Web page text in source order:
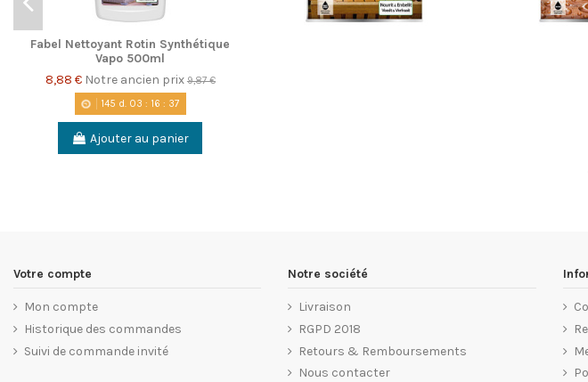
Fabel Nettoyant Rotin Synthétique
Vapo 500ml
8,88 € Notre ancien prix 9,87 €
145d. 03: 16: 36
Ajouter au panier
Votre compte
Mon compte
Historique des commandes
Suivi de commande invité
Notre société
Livraison
RGPD 2018
Retours & Remboursements
Nous contacter